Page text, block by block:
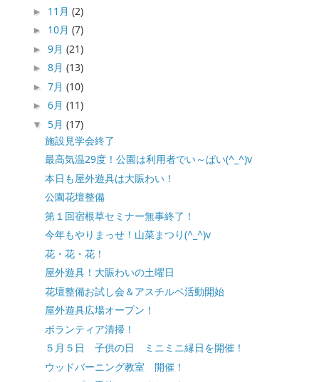
► 11月(2)
► 10月(7)
►9月(21)
►8月(13)
►7月(10)
►6月(11)
▼ 5月(17)
施設見学会終了
最高気温29度！公園は利用者でい～ぱい(^_^)v
本日も屋外遊具は大賑わい！
公園花壇整備
第１回宿根草セミナー無事終了！
今年もやりまっせ！山菜まつり(^_^)v
花・花・花！
屋外遊具！大賑わいの土曜日
花壇整備お試し会＆アスチルベ活動開始
屋外遊具広場オープン！
ボランティア清掃！
５月５日 子供の日 ミニミニ縁日を開催！
ウッドバーニング教室 開催！